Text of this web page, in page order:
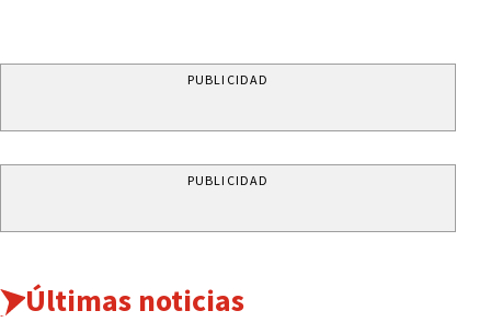
PUBLICIDAD
PUBLICIDAD
Últimas noticias